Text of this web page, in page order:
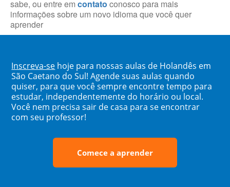
sabe, ou entre em contato conosco para mais
informações sobre um novo idioma que você quer
aprender
Inscreva-se hoje para nossas aulas de Holandês em
São Caetano do Sul! Agende suas aulas quando
quiser, para que você sempre encontre tempo para
estudar, independentemente do horário ou local.
Você nem precisa sair de casa para se encontrar
com seu professor!
Comece a aprender